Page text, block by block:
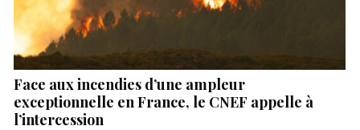
Face aux incendies d’une ampleur
exceptionnelle en France, le CNEF appelle à
l’intercession